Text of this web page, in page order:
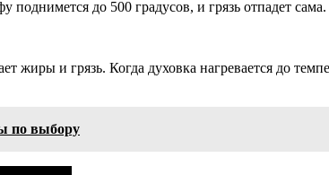
до 500 градусов, и грязь отпадет сама.
и грязь. Когда духовка нагревается до
по выбору